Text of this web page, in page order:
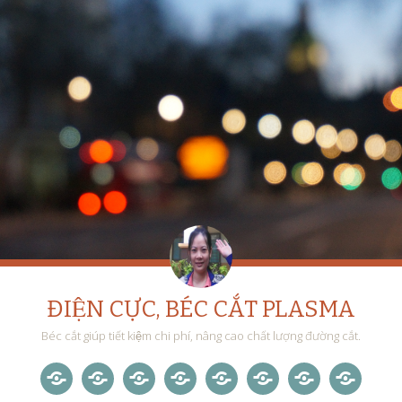
ĐIỆN CỰC, BÉC CẮT PLASMA
Béc cắt giúp tiết kiệm chi phí, nâng cao chất lượng đường cắt.